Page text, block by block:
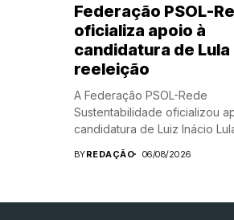
Federação PSOL-
oficializa apoio à
candidatura de Lula
reeleição
A Federação PSOL-Rede
Sustentabilidade oficializou
candidatura de Luiz Inácio
BYREDAÇÃO 06/08/2026